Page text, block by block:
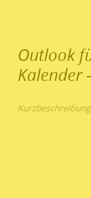
Outlook
Kalender
Kurzbeschreibung